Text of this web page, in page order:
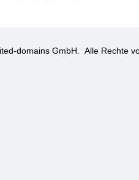
domains GmbH. Alle Rechte